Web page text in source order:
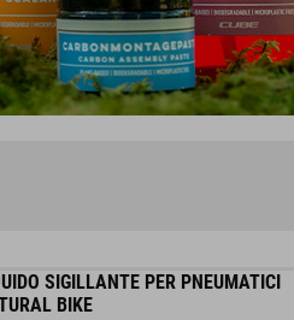
SIGILLANTE PER PNEUMATICI
BIKE